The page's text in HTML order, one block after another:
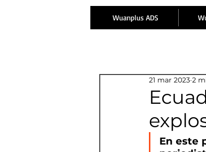
Wuanplus ADS
21 mar 2023 2
En este